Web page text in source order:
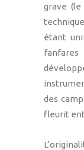
grave
étant
des
fleurit